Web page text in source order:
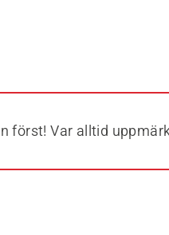
först! Var alltid